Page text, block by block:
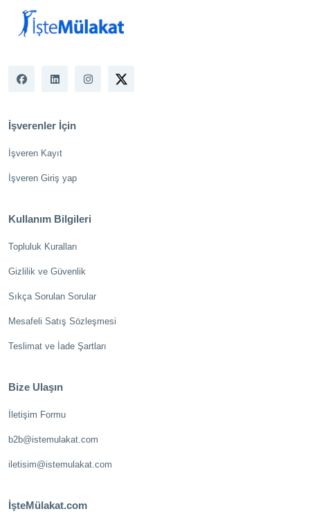
İşverenler İçin
İşveren Kayıt
İşveren Giriş yap
Kullanım Bilgileri
Topluluk Kuralları
Gizlilik ve Güvenlik
Sıkça Sorulan Sorular
Mesafeli Satış Sözleşmesi
Teslimat ve İade Şartları
Bize Ulaşın
İletişim Formu
b2b@istemulakat.com
iletisim@istemulakat.com
İşteMülakat.com